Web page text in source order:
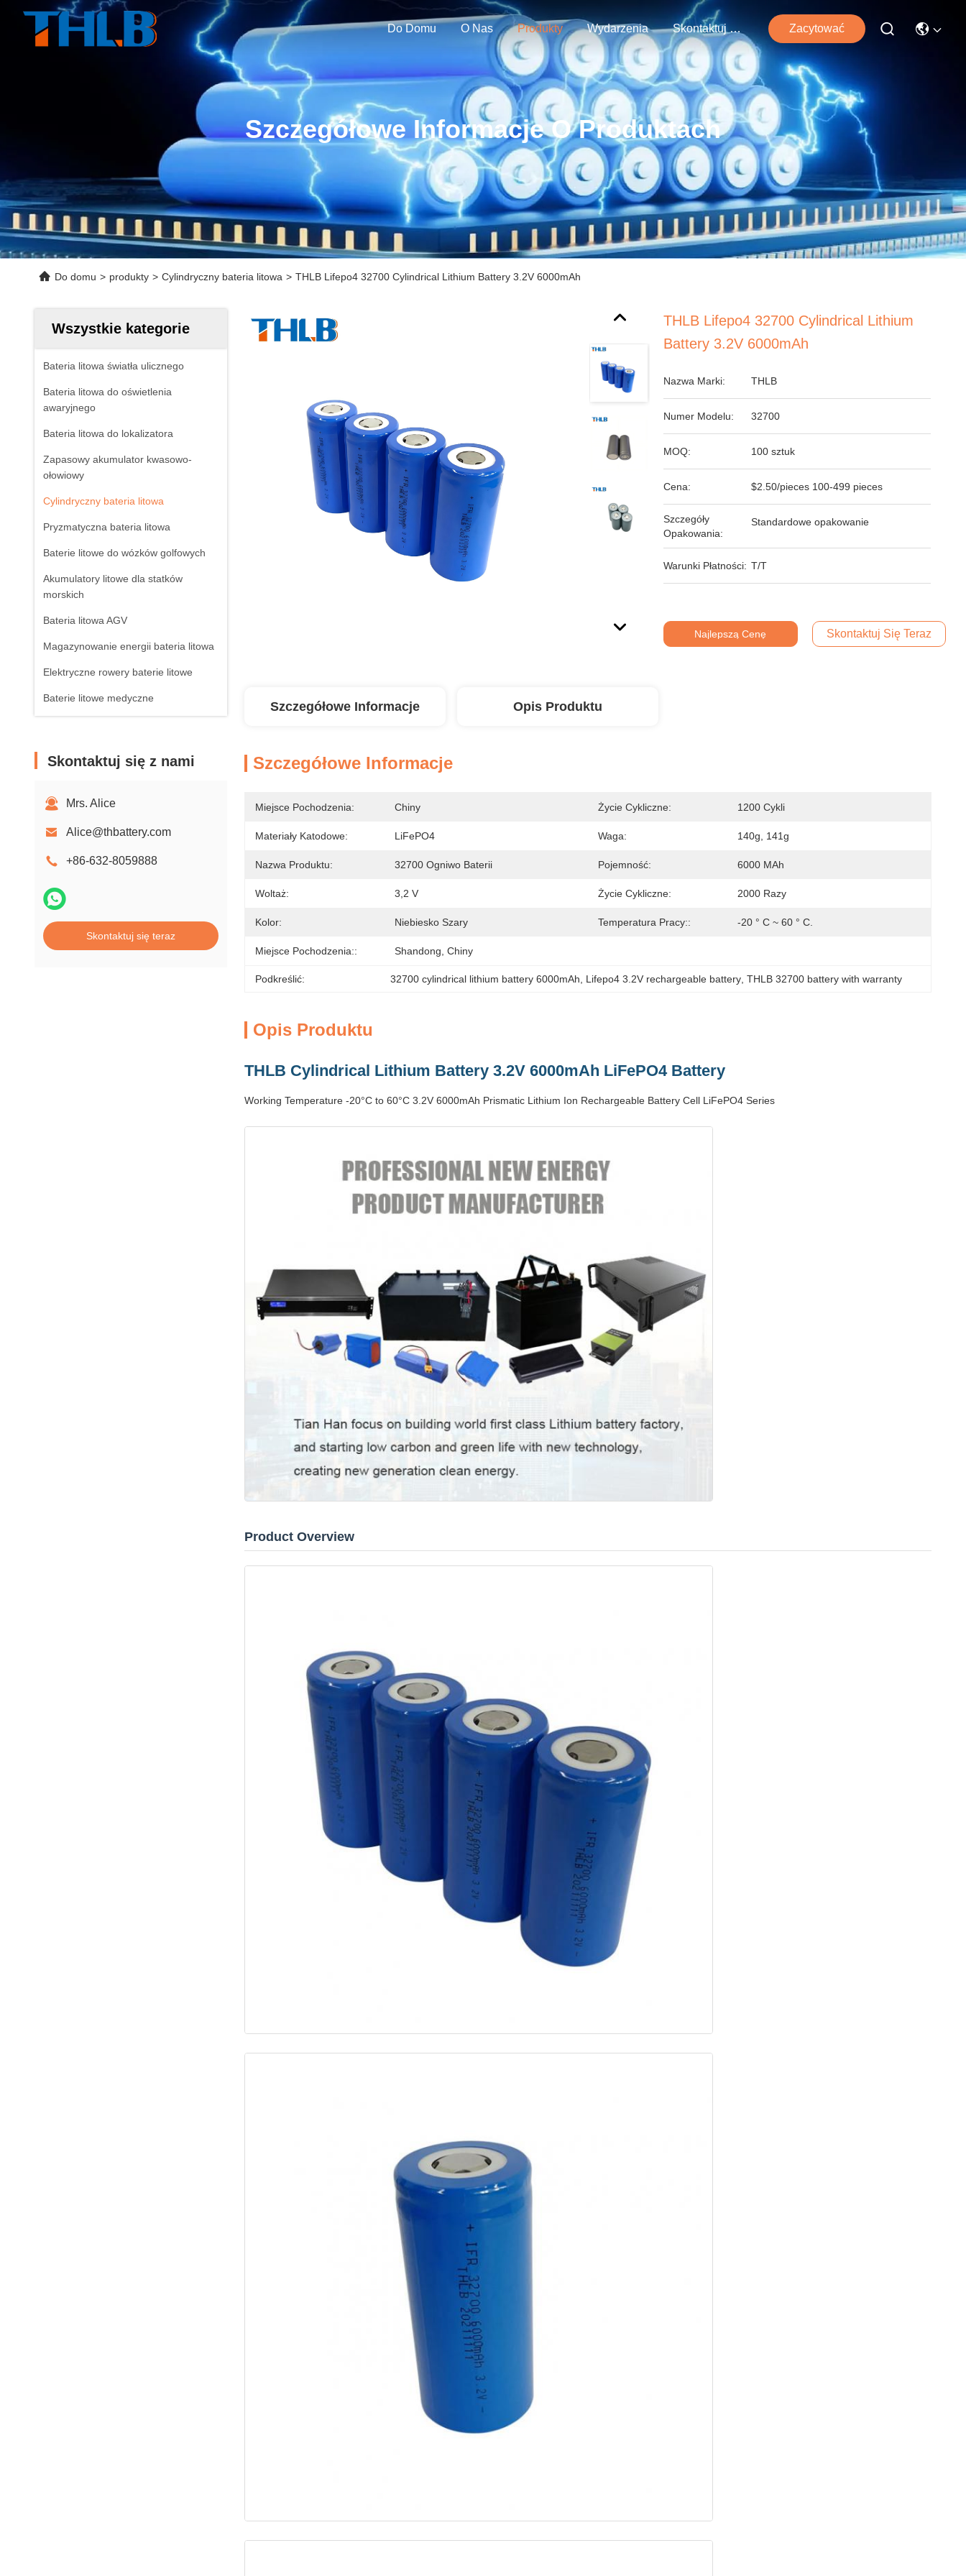
Do Domu O Nas Produkty Wydarzenia Skontaktuj Się Z Nami Zacytować
Szczegółowe Informacje O Produktach
Do domu > produkty > Cylindryczny bateria litowa > THLB Lifepo4 32700 Cylindrical Lithium Battery 3.2V 6000mAh
Wszystkie kategorie
Bateria litowa światła ulicznego
Bateria litowa do oświetlenia
awaryjnego
Bateria litowa do lokalizatora
Zapasowy akumulator kwasowo-
ołowiowy
Cylindryczny bateria litowa
Pryzmatyczna bateria litowa
Baterie litowe do wózków golfowych
Akumulatory litowe dla statków
morskich
Bateria litowa AGV
Magazynowanie energii bateria litowa
Elektryczne rowery baterie litowe
Baterie litowe medyczne
Skontaktuj się z nami
Mrs. Alice
Alice@thbattery.com
+86-632-8059888
Skontaktuj się teraz
THLB Lifepo4 32700 Cylindrical Lithium
Battery 3.2V 6000mAh
Nazwa Marki: THLB
Numer Modelu: 32700
MOQ: 100 sztuk
Cena: $2.50/pieces 100-499 pieces
Szczegóły
Opakowania:
Standardowe opakowanie
Warunki Płatności: T/T
Najlepszą Cenę Skontaktuj Się Teraz
Szczegółowe Informacje Opis Produktu
Szczegółowe Informacje
Miejsce Pochodzenia: Chiny Życie Cykliczne: 1200 Cykli
Materiały Katodowe: LiFePO4 Waga: 140g, 141g
Nazwa Produktu: 32700 Ogniwo Baterii Pojemność: 6000 MAh
Woltaż: 3,2 V Życie Cykliczne: 2000 Razy
Kolor: Niebiesko Szary Temperatura Pracy:: -20 ° C ~ 60 ° C.
Miejsce Pochodzenia:: Shandong, Chiny
Podkreślić: 32700 cylindrical lithium battery 6000mAh Lifepo4 3.2V rechargeable battery , THLB 32700 battery with warranty
Opis Produktu
THLB Cylindrical Lithium Battery 3.2V 6000mAh LiFePO4 Battery
Working Temperature -20°C to 60°C 3.2V 6000mAh Prismatic Lithium Ion Rechargeable Battery Cell LiFePO4 Series
Product Overview